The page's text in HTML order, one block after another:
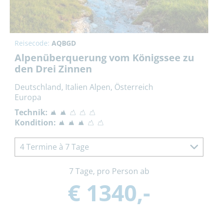
Reisecode: AQBGD
Alpenüberquerung vom Königssee zu
den Drei Zinnen
Deutschland, Italien Alpen, Österreich
Europa
Technik:
Kondition:
4 Termine à 7 Tage
7 Tage, pro Person ab
€ 1340,-